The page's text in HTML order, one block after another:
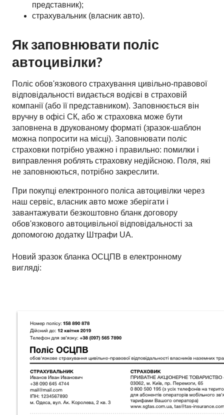
представник);
страхувальник (власник авто).
Як заповнювати поліс
автоцивілки?
Поліс обов'язкового страхування цивільно-правової
відповідальності видається водієві в страховій
компанії (або її представником). Заповнюється він
вручну в офісі СК, або ж страховка може бути
заповнена в друкованому форматі (зразок-шаблон
можна попросити на місці). Заповнювати поліс
страховки потрібно уважно і правильно: помилки і
виправлення роблять страховку недійсною. Поля, які
не заповнюються, потрібно закреслити.
При покупці електронного поліса автоцивілки через
наш сервіс, власник авто може зберігати і
завантажувати безкоштовно бланк договору
обов'язкового автоцивільної відповідальності за
допомогою додатку Штрафи UA.
Новий зразок бланка ОСЦПВ в електронному
вигляді: